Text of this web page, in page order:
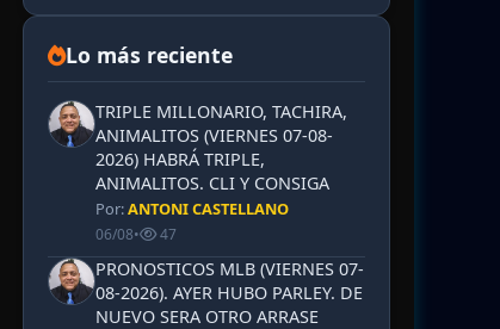
Lo más reciente
TRIPLE MILLONARIO, TACHIRA,
ANIMALITOS (VIERNES 07-08-
2026) HABRÁ TRIPLE,
ANIMALITOS. CLI Y CONSIGA
Por:ANTONI CASTELLANO
06/08• 47
PRONOSTICOS MLB (VIERNES 07-
08-2026). AYER HUBO PARLEY. DE
NUEVO SERA OTRO ARRASE